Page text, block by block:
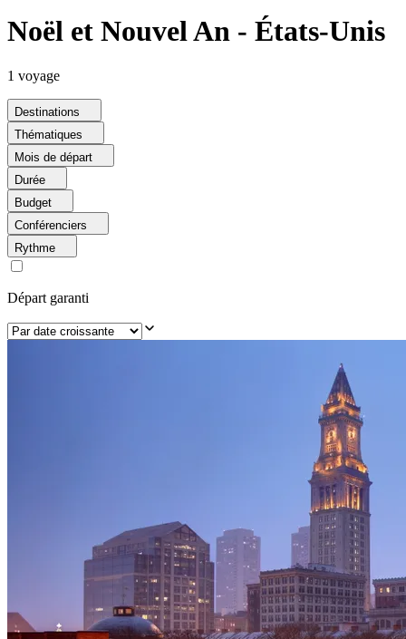
Noël et Nouvel An - États-Unis
1 voyage
Destinations
Thématiques
Mois de départ
Durée
Budget
Conférenciers
Rythme
Départ garanti